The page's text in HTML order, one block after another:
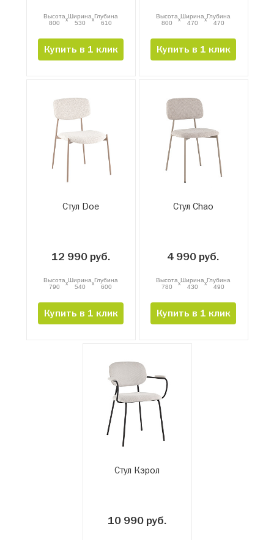
Высота
800
xШирина
530
xГлубина
610
Купить в 1 клик
Высота
800
xШирина
470
xГлубина
470
Купить в 1 клик
Стул Doe
12 990 руб.
Высота
790
xШирина
540
xГлубина
600
Купить в 1 клик
Стул Chao
4 990 руб.
Высота
780
xШирина
430
xГлубина
490
Купить в 1 клик
Стул Кэрол
10 990 руб.